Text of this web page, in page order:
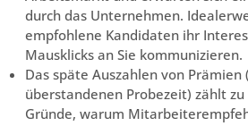
durch das Unternehmen.
empfohlene Kandidaten ihr
Mausklicks an Sie kommunizieren.
Das späte Auszahlen von
überstandenen Probezeit) zählt
Gründe, warum